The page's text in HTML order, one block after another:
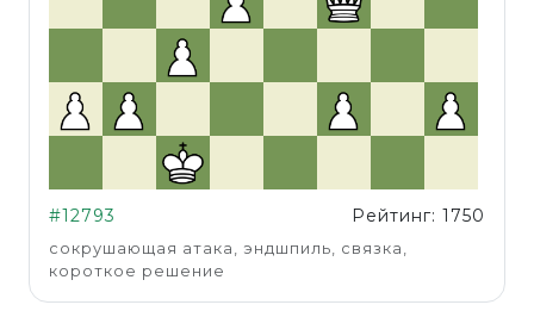
#12793 Рейтинг: 1750
сокрушающая атака, эндшпиль, связка,
короткое решение